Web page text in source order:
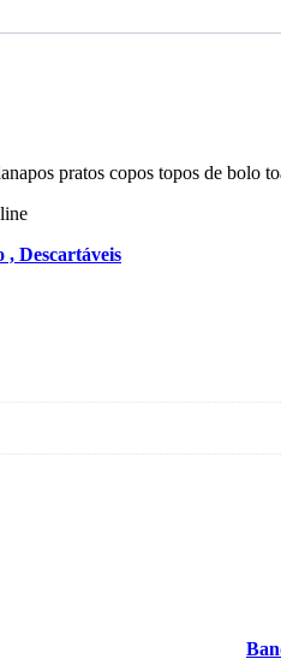
pratos copos topos de bolo
, Descartáveis